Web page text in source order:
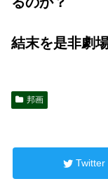
結末を是非劇
邦画
Twitter